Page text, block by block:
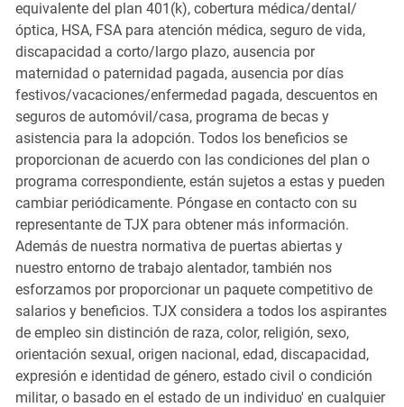
equivalente del plan 401(k), cobertura médica/dental/
óptica, HSA, FSA para atención médica, seguro de vida,
discapacidad a corto/largo plazo, ausencia por
maternidad o paternidad pagada, ausencia por días
festivos/vacaciones/enfermedad pagada, descuentos en
seguros de automóvil/casa, programa de becas y
asistencia para la adopción. Todos los beneficios se
proporcionan de acuerdo con las condiciones del plan o
programa correspondiente, están sujetos a estas y pueden
cambiar periódicamente. Póngase en contacto con su
representante de TJX para obtener más información.
Además de nuestra normativa de puertas abiertas y
nuestro entorno de trabajo alentador, también nos
esforzamos por proporcionar un paquete competitivo de
salarios y beneficios. TJX considera a todos los aspirantes
de empleo sin distinción de raza, color, religión, sexo,
orientación sexual, origen nacional, edad, discapacidad,
expresión e identidad de género, estado civil o condición
militar, o basado en el estado de un individuo' en cualquier